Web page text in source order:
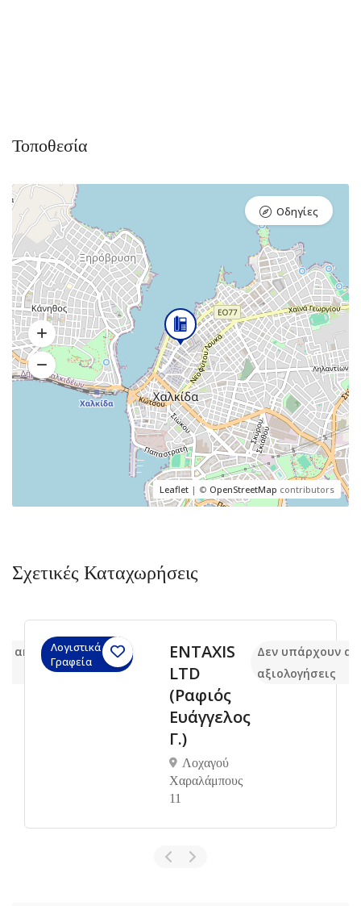
Τοποθεσία
Leaflet | © OpenStreetMap contributors
Οδηγίες
Σχετικές Καταχωρήσεις
ακόμαΛογιστικά
Γραφεία
ENTAXIS
LTD
(Ραφιός
Ευάγγελος
Γ.)
Λοχαγού
Χαραλάμπους
11
Δεν υπάρχουν
αξιολογήσεις